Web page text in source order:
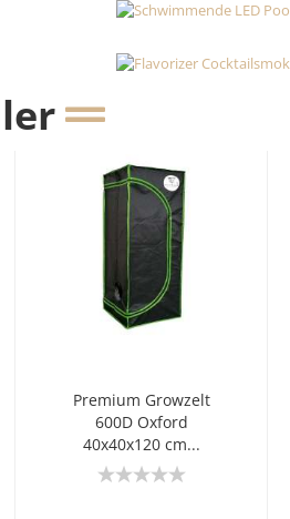
E-Mail
Passwort
Konto erstellen
Passwort vergessen?
Premium Growzelt
600D Oxford
40x40x120 cm...